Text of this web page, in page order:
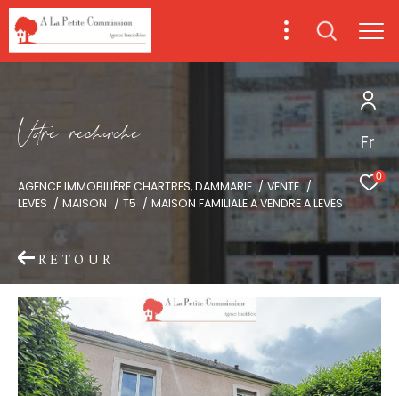
Fr
0
Vore recece
AGENCE IMMOBILIÈRE CHARTRES, DAMMARIE
VENTE
LEVES
MAISON T5 MAISON FAMILIALE A VENDRE A LEVES
RETOUR